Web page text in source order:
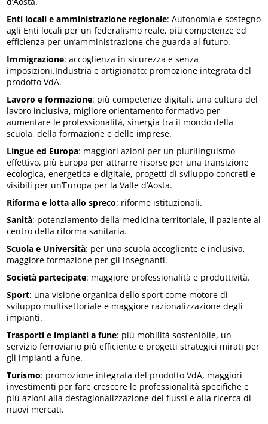
Enti locali e amministrazione regionale: Autonomia e sostegno
agli Enti locali per un federalismo reale, più competenze ed
efficienza per un’amministrazione che guarda al futuro.
Immigrazione: accoglienza in sicurezza e senza
imposizioni.Industria e artigianato: promozione integrata del
prodotto VdA.
Lavoro e formazione: più competenze digitali, una cultura del
lavoro inclusiva, migliore orientamento formativo per
aumentare le professionalità, sinergia tra il mondo della
scuola, della formazione e delle imprese.
Lingue ed Europa: maggiori azioni per un plurilinguismo
effettivo, più Europa per attrarre risorse per una transizione
ecologica, energetica e digitale, progetti di sviluppo concreti e
visibili per un’Europa per la Valle d’Aosta.
Riforma e lotta allo spreco: riforme istituzionali.
Sanità: potenziamento della medicina territoriale, il paziente al
centro della riforma sanitaria.
Scuola e Università: per una scuola accogliente e inclusiva,
maggiore formazione per gli insegnanti.
Società partecipate: maggiore professionalità e produttività.
Sport: una visione organica dello sport come motore di
sviluppo multisettoriale e maggiore razionalizzazione degli
impianti.
Trasporti e impianti a fune: più mobilità sostenibile, un
servizio ferroviario più efficiente e progetti strategici mirati per
gli impianti a fune.
Turismo: promozione integrata del prodotto VdA, maggiori
investimenti per fare crescere le professionalità specifiche e
più azioni alla destagionalizzazione dei flussi e alla ricerca di
nuovi mercati.